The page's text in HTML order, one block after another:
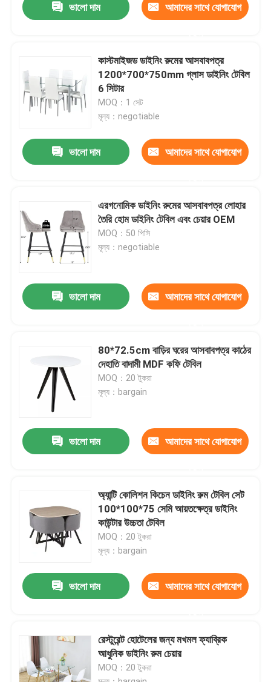
আমাদের সম্পর্কে
কারখানা ভ্রমণ
যোগাযোগ করুন
বাড়ির ঘরের আসবাবপত্র
লিভিং রুমের আসবাবপত্র
ডাইনিং রুম আসবাবপত্র
ভালো দাম আমাদের সাথে যোগাযোগ
কাস্টমাইজড ডাইনিং রুমের আসবাবপত্র
1200*700*750mm গ্লাস ডাইনিং টেবিল
6 সিটার
MOQ：1 সেট
মূল্য：negotiable
ভালো দাম আমাদের সাথে যোগাযোগ
এরগনোমিক ডাইনিং রুমের আসবাবপত্র লোহার
তৈরি হোম ডাইনিং টেবিল এবং চেয়ার OEM
MOQ：50 পিসি
মূল্য：negotiable
ভালো দাম আমাদের সাথে যোগাযোগ
80*72.5cm বাড়ির ঘরের আসবাবপত্র কাঠের
দেহাতি বাদামী MDF কফি টেবিল
MOQ：20 টুকরা
মূল্য：bargain
ভালো দাম আমাদের সাথে যোগাযোগ
অ্যান্টি কোলিশন কিচেন ডাইনিং রুম টেবিল সেট
100*100*75 সেমি আয়তক্ষেত্র ডাইনিং
কাউন্টার উচ্চতা টেবিল
MOQ：20 টুকরা
মূল্য：bargain
ভালো দাম আমাদের সাথে যোগাযোগ
রেস্টুরেন্ট হোটেলের জন্য মখমল ফ্যাব্রিক
আধুনিক ডাইনিং রুম চেয়ার
MOQ：20 টুকরা